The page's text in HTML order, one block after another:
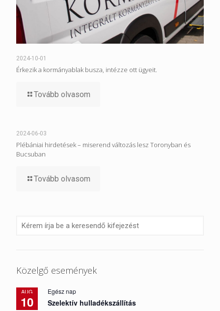
2024-10-01
Érkezik a kormányablak busza, intézze ott ügyeit.
Tovább olvasom
2024-06-03
Plébániai hirdetések – miserend változás lesz Toronyban és
Bucsuban
Tovább olvasom
Közelgő események
AUG
10
Egész nap
Szelektív hulladékszállítás